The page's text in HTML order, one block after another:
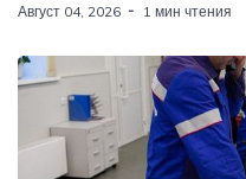
Август 04, 2026 1 мин чтения